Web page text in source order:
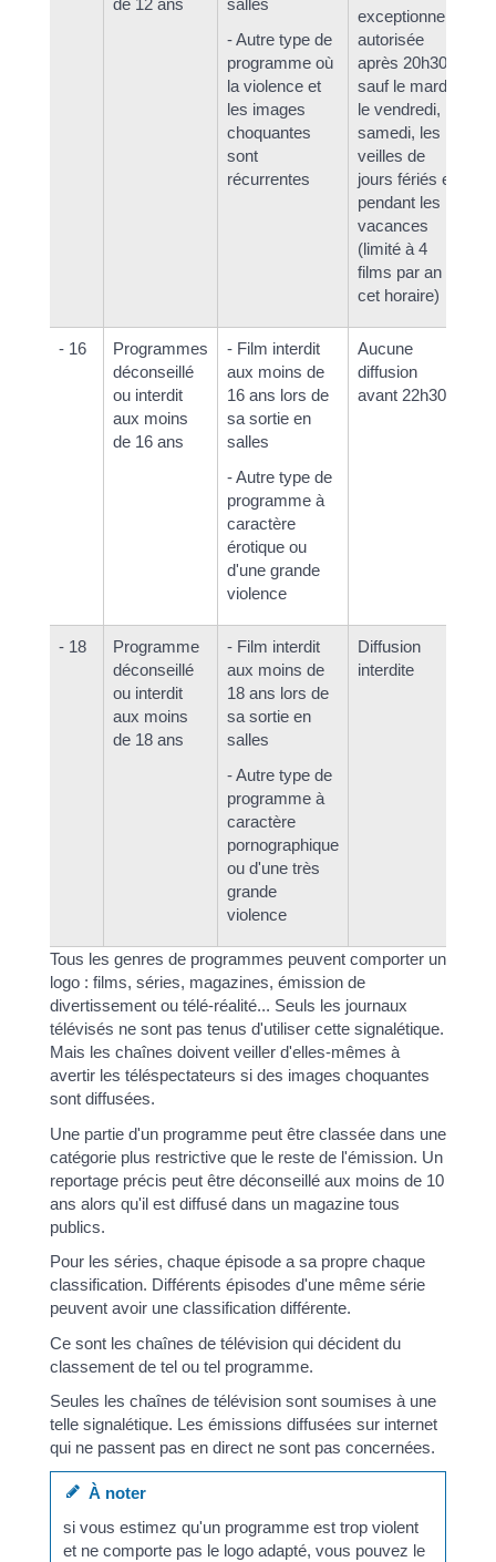
de 12 ans
salles
- Autre type de
programme où
la violence et
les images
choquantes
sont
récurrentes
exceptionnelle
autorisée
après 20h30
sauf le mardi,
le vendredi, le
samedi, les
veilles de
jours fériés et
pendant les
vacances
(limité à 4
films par an à
cet horaire)
- 16
Programmes
déconseillé
ou interdit
aux moins
de 16 ans
- Film interdit
aux moins de
16 ans lors de
sa sortie en
salles
- Autre type de
programme à
caractère
érotique ou
d'une grande
violence
Aucune
diffusion
avant 22h30
- 18
Programme
déconseillé
ou interdit
aux moins
de 18 ans
- Film interdit
aux moins de
18 ans lors de
sa sortie en
salles
- Autre type de
programme à
caractère
pornographique
ou d'une très
grande
violence
Diffusion
interdite
Tous les genres de programmes peuvent comporter un
logo : films, séries, magazines, émission de
divertissement ou télé-réalité... Seuls les journaux
télévisés ne sont pas tenus d'utiliser cette signalétique.
Mais les chaînes doivent veiller d'elles-mêmes à
avertir les téléspectateurs si des images choquantes
sont diffusées.
Une partie d'un programme peut être classée dans une
catégorie plus restrictive que le reste de l'émission. Un
reportage précis peut être déconseillé aux moins de 10
ans alors qu'il est diffusé dans un magazine tous
publics.
Pour les séries, chaque épisode a sa propre chaque
classification. Différents épisodes d'une même série
peuvent avoir une classification différente.
Ce sont les chaînes de télévision qui décident du
classement de tel ou tel programme.
Seules les chaînes de télévision sont soumises à une
telle signalétique. Les émissions diffusées sur internet
qui ne passent pas en direct ne sont pas concernées.
À noter
si vous estimez qu'un programme est trop violent
et ne comporte pas le logo adapté, vous pouvez le